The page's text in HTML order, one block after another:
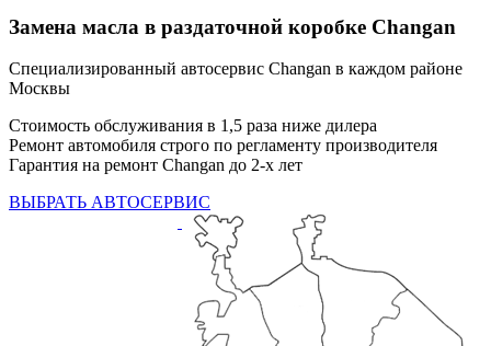
Замена масла в раздаточной коробке Changan
Специализированный автосервис Changan в каждом районе
Москвы
Стоимость обслуживания в 1,5 раза ниже дилера
Ремонт автомобиля строго по регламенту производителя
Гарантия на ремонт Changan до 2-х лет
ВЫБРАТЬ АВТОСЕРВИС